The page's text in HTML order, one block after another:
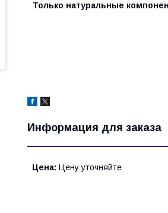
Только натуральные
Информация для заказа
Цена: Цену уточняйте